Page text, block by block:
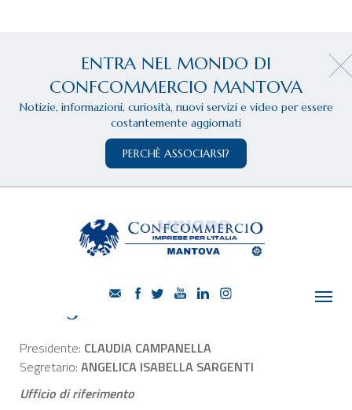
ENTRA NEL MONDO DI
CONFCOMMERCIO MANTOVA
Notizie, informazioni, curiosità, nuovi servizi e video per essere
costantemente aggiornati
PERCHÈ ASSOCIARSI?
CHI SIAMO
SERVIZI
Moglia
Presidente: CLAUDIA CAMPANELLA
Segretario: ANGELICA ISABELLA SARGENTI
Ufficio di riferimento